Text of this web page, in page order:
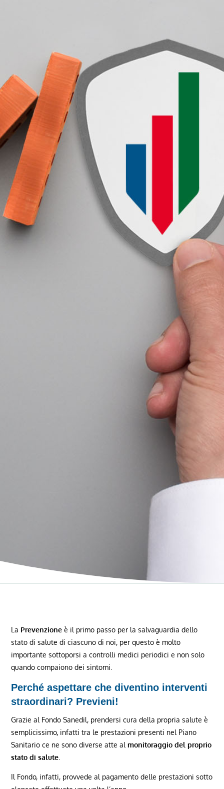
La Prevenzione è il primo passo per la salvaguardia dello
stato di salute di ciascuno di noi, per questo è molto
importante sottoporsi a controlli medici periodici e non solo
quando compaiono dei sintomi.
Perché aspettare che diventino interventi
straordinari? Previeni!
Grazie al Fondo Sanedil, prendersi cura della propria salute è
semplicissimo, infatti tra le prestazioni presenti nel Piano
Sanitario ce ne sono diverse atte almonitoraggio del proprio
stato di salute
Il Fondo, infatti, provvede al pagamento delle prestazioni sotto